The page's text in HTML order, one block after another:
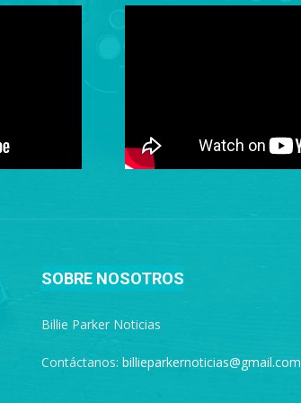
SOBRE NOSOTROS
Billie Parker Noticias
Contáctanos: billieparkernoticias@gmail.com